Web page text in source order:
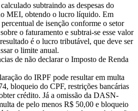
subtraindo as despesas do
MEI, obtendo o lucro líquido. Em
de isenção conforme o setor
o faturamento e subtrai-se esse valor
é o lucro tributável, que deve ser
o limite anual.
de não declarar o Imposto de Renda
do IRPF pode resultar em multa
bloqueio do CPF, restrições bancárias
crédito. Já a omissão da DASN-
de pelo menos R$ 50,00 e bloqueio